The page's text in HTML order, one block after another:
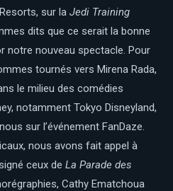
sur la Jedi Training
dits que ce serait la bonne
notre nouveau spectacle. Pour
tournés vers Mirena Rada,
le milieu des comédies
notamment Tokyo Disneyland,
sur l’événement FanDaze.
nous avons fait appel à
ceux de La Parade des
Cathy Ematchoua